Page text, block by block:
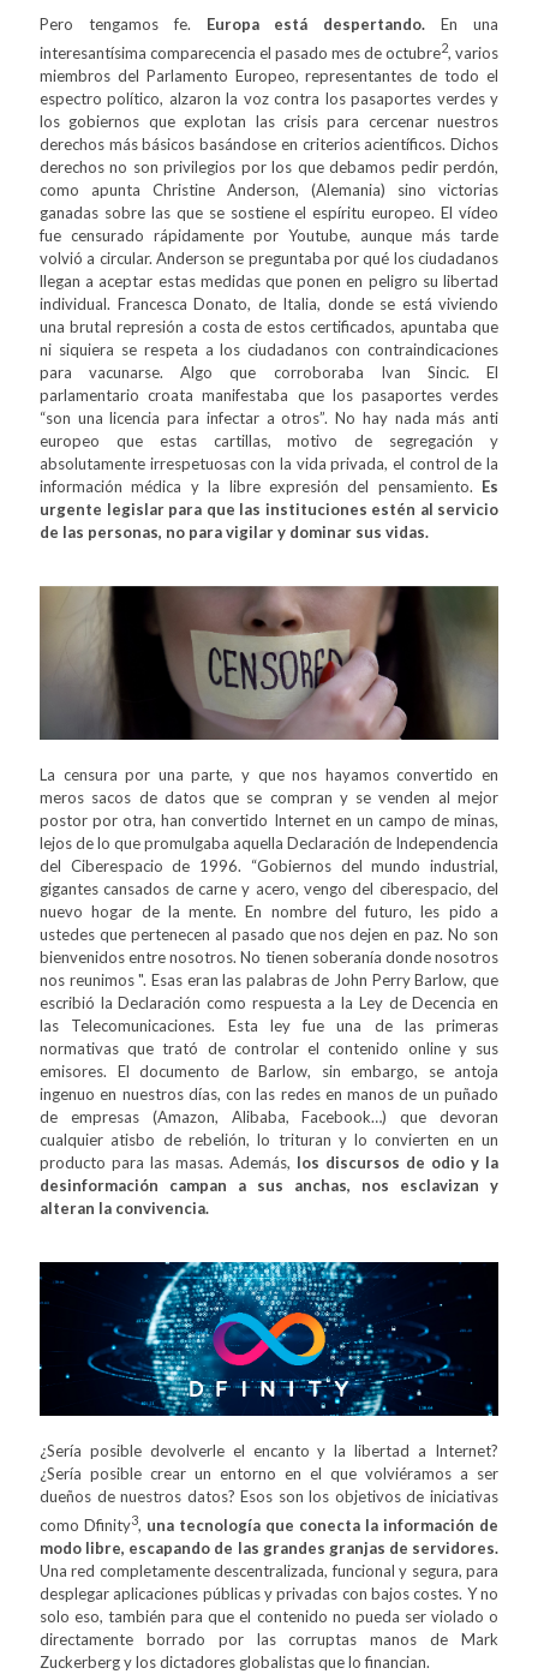
Pero tengamos fe. Europa está despertando. En una
interesantísima comparecencia el pasado mes de octubre2, varios
miembros del Parlamento Europeo, representantes de todo el
espectro político, alzaron la voz contra los pasaportes verdes y
los gobiernos que explotan las crisis para cercenar nuestros
derechos más básicos basándose en criterios acientíficos. Dichos
derechos no son privilegios por los que debamos pedir perdón,
como apunta Christine Anderson, (Alemania) sino victorias
ganadas sobre las que se sostiene el espíritu europeo. El vídeo
fue censurado rápidamente por Youtube, aunque más tarde
volvió a circular. Anderson se preguntaba por qué los ciudadanos
llegan a aceptar estas medidas que ponen en peligro su libertad
individual. Francesca Donato, de Italia, donde se está viviendo
una brutal represión a costa de estos certificados, apuntaba que
ni siquiera se respeta a los ciudadanos con contraindicaciones
para vacunarse. Algo que corroboraba Ivan Sincic. El
parlamentario croata manifestaba que los pasaportes verdes
“son una licencia para infectar a otros”. No hay nada más anti
europeo que estas cartillas, motivo de segregación y
absolutamente irrespetuosas con la vida privada, el control de la
información médica y la libre expresión del pensamiento. Es
urgente legislar para que las instituciones estén al servicio
de las personas, no para vigilar y dominar sus vidas.
La censura por una parte, y que nos hayamos convertido en
meros sacos de datos que se compran y se venden al mejor
postor por otra, han convertido Internet en un campo de minas,
lejos de lo que promulgaba aquella Declaración de Independencia
del Ciberespacio de 1996. “Gobiernos del mundo industrial,
gigantes cansados de carne y acero, vengo del ciberespacio, del
nuevo hogar de la mente. En nombre del futuro, les pido a
ustedes que pertenecen al pasado que nos dejen en paz. No son
bienvenidos entre nosotros. No tienen soberanía donde nosotros
nos reunimos ". Esas eran las palabras de John Perry Barlow, que
escribió la Declaración como respuesta a la Ley de Decencia en
las Telecomunicaciones. Esta ley fue una de las primeras
normativas que trató de controlar el contenido online y sus
emisores. El documento de Barlow, sin embargo, se antoja
ingenuo en nuestros días, con las redes en manos de un puñado
de empresas (Amazon, Alibaba, Facebook…) que devoran
cualquier atisbo de rebelión, lo trituran y lo convierten en un
producto para las masas. Además, los discursos de odio y la
desinformación campan a sus anchas, nos esclavizan y
alteran la convivencia.
¿Sería posible devolverle el encanto y la libertad a Internet?
¿Sería posible crear un entorno en el que volviéramos a ser
dueños de nuestros datos? Esos son los objetivos de iniciativas
como Dfinity3, una tecnología que conecta la información de
modo libre, escapando de las grandes granjas de servidores.
Una red completamente descentralizada, funcional y segura, para
desplegar aplicaciones públicas y privadas con bajos costes. Y no
solo eso, también para que el contenido no pueda ser violado o
directamente borrado por las corruptas manos de Mark
Zuckerberg y los dictadores globalistas que lo financian.